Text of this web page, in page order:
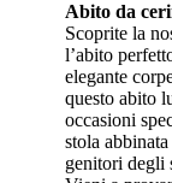
Abito da
Scoprite la
l’abito
elegante
questo abito
occasioni
stola
genitori degli